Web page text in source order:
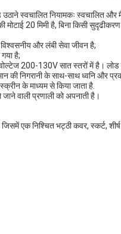
स्वचालित नियामकः स्वचालित
20 मिमी है, बिना किसी
और लंबी सेवा जीवन है;
है;
200-130V सात स्तरों में है। लोड
की निगरानी के साथ-साथ ध्वनि और
के माध्यम से किया जाता है.
वाली प्रणाली को अपनाती है।
एक निश्चित भट्ठी कवर, स्कर्ट, शीर्ष